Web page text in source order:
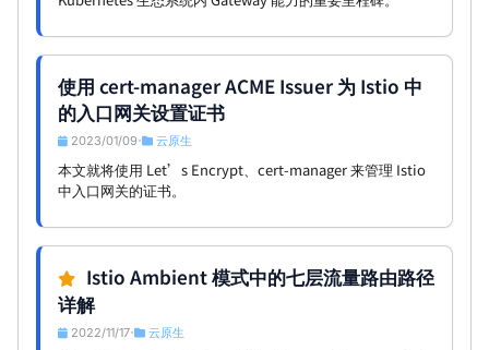
使用 cert-manager ACME Issuer 为 Istio 中
的入口网关设置证书
2023/01/09 • 云原生
本文就将使用 Let’s Encrypt、cert-manager 来管理 Istio
中入口网关的证书。
Istio Ambient 模式中的七层流量路由路径
详解
2022/11/17• 云原生